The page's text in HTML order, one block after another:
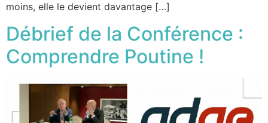
moins, elle le devient davantage […]
Débrief de la Conférence :
Comprendre Poutine !